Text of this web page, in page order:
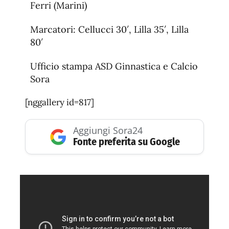
Ferri (Marini)
Marcatori: Cellucci 30′, Lilla 35′, Lilla
80′
Ufficio stampa ASD Ginnastica e Calcio
Sora
[nggallery id=817]
Aggiungi Sora24
Fonte preferita su Google